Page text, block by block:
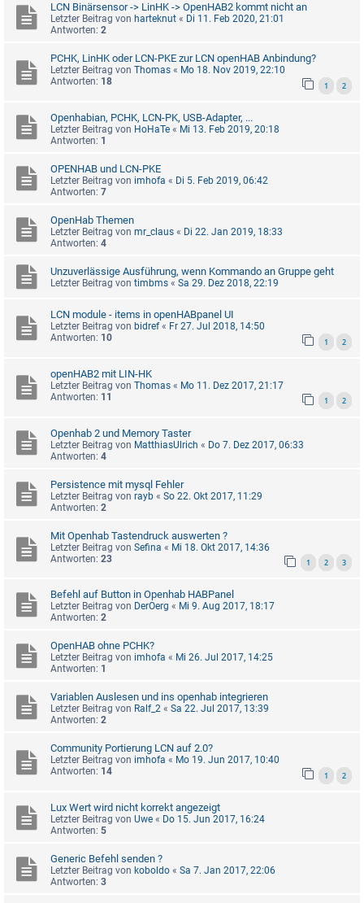
LCN Binärsensor -> LinHK -> OpenHAB2 kommt nicht an
Letzter Beitrag von harteknut « Di 11. Feb 2020, 21:01
Antworten: 2
PCHK, LinHK oder LCN-PKE zur LCN openHAB Anbindung?
Letzter Beitrag von Thomas « Mo 18. Nov 2019, 22:10
Antworten: 18 1 2
Openhabian, PCHK, LCN-PK, USB-Adapter, ...
Letzter Beitrag von HoHaTe « Mi 13. Feb 2019, 20:18
Antworten: 1
OPENHAB und LCN-PKE
Letzter Beitrag von imhofa « Di 5. Feb 2019, 06:42
Antworten: 7
OpenHab Themen
Letzter Beitrag von mr_claus « Di 22. Jan 2019, 18:33
Antworten: 4
Unzuverlässige Ausführung, wenn Kommando an Gruppe geht
Letzter Beitrag von timbms « Sa 29. Dez 2018, 22:19
LCN module - items in openHABpanel UI
Letzter Beitrag von bidref« Fr 27. Jul 2018, 14:50
Antworten: 10 1 2
openHAB2 mit LIN-HK
Letzter Beitrag von Thomas « Mo 11. Dez 2017, 21:17
Antworten: 11 1 2
Openhab 2 und Memory Taster
Letzter Beitrag von MatthiasUlrich « Do 7. Dez 2017, 06:33
Antworten: 4
Persistence mit mysql Fehler
Letzter Beitrag von rayb « So 22. Okt 2017, 11:29
Antworten: 2
Mit Openhab Tastendruck auswerten ?
Letzter Beitrag von Sefina « Mi 18. Okt 2017, 14:36
Antworten: 23 1 2 3
Befehl auf Button in Openhab HABPanel
Letzter Beitrag von DerOerg « Mi 9. Aug 2017, 18:17
Antworten: 2
OpenHAB ohne PCHK?
Letzter Beitrag von imhofa « Mi 26. Jul 2017, 14:25
Antworten: 1
Variablen Auslesen und ins openhab integrieren
Letzter Beitrag von Ralf_2 « Sa 22. Jul 2017, 13:39
Antworten: 2
Community Portierung LCN auf 2.0?
Letzter Beitrag von imhofa « Mo 19. Jun 2017, 10:40
Antworten: 14 1 2
Lux Wert wird nicht korrekt angezeigt
Letzter Beitrag von Uwe « Do 15. Jun 2017, 16:24
Antworten: 5
Generic Befehl senden ?
Letzter Beitrag von koboldo « Sa 7. Jan 2017, 22:06
Antworten: 3